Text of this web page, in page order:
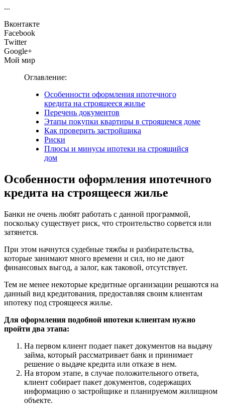
...
Вконтакте
Facebook
Twitter
Google+
Мой мир
Оглавление:
Особенности оформления ипотечного
кредита на строящееся жилье
Перечень документов
Этапы покупки квартиры в строящемся доме
Как проверить застройщика
Риски
Плюсы и минусы ипотеки на строящийся
дом
Особенности оформления ипотечного
кредита на строящееся жилье
Банки не очень любят работать с данной программой,
поскольку существует риск, что строительство сорвется или
затянется.
При этом начнутся судебные тяжбы и разбирательства,
которые занимают много времени и сил, но не дают
финансовых выгод, а залог, как таковой, отсутствует.
Тем не менее некоторые кредитные организации решаются на
данный вид кредитования, предоставляя своим клиентам
ипотеку под строящееся жилье.
Для оформления подобной ипотеки клиентам нужно
пройти два этапа:
На первом клиент подает пакет документов на выдачу
займа, который рассматривает банк и принимает
решение о выдаче кредита или отказе в нем.
На втором этапе, в случае положительного ответа,
клиент собирает пакет документов, содержащих
информацию о застройщике и планируемом жилищном
объекте.